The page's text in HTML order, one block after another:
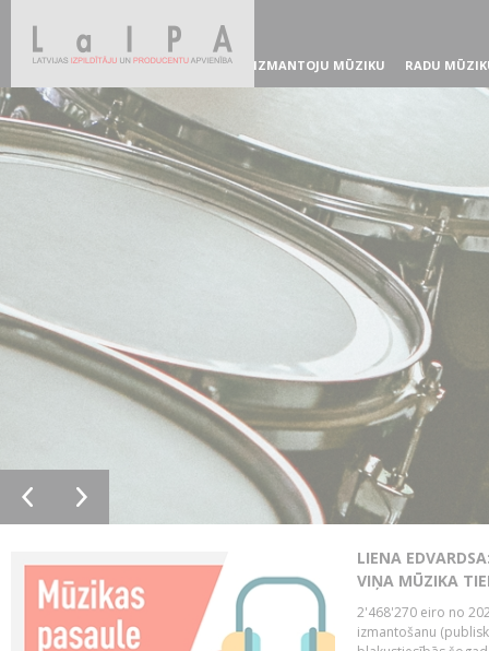
IZMANTOJU MŪZIKU RADU
LIENA
VIŅA MŪZIKA
2'468'270 eiro no
izmantošanu